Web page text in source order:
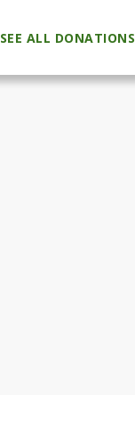
SEE ALL DONATIONS